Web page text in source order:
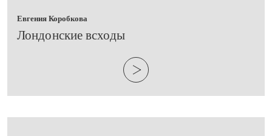
Евгения Коробкова
Лондонские всходы